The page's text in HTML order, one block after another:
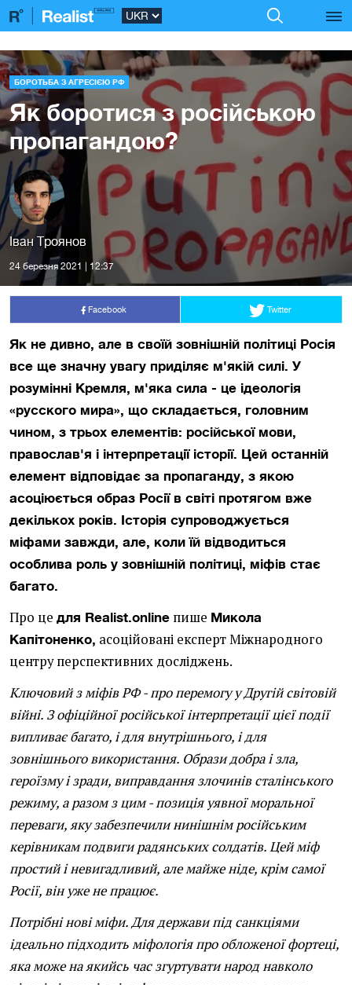
БОРОТЬБА З АГРЕСІЄЮ РФ
Як боротися з російською
пропагандою?
Іван Троянов
24 березня 2021 | 12:37
Facebook Twitter
Як не дивно, але в своїй зовнішній політиці Росія
все ще значну увагу приділяє м'якій силі. У
розумінні Кремля, м'яка сила - це ідеологія
«русского мира», що складається, головним
чином, з трьох елементів: російської мови,
православ'я і інтерпретації історії. Цей останній
елемент відповідає за пропаганду, з якою
асоціюється образ Росії в світі протягом вже
декількох років. Історія супроводжується
міфами завжди, але, коли їй відводиться
особлива роль у зовнішній політиці, міфів стає
багато.
Про це для Realist.online пише Микола
Капітоненко, асоційовані експерт Міжнародного
центру перспективних досліджень.
Ключовий з міфів РФ - про перемогу у Другій світовій
війні. З офіційної російської інтерпретації цієї події
випливає багато, і для внутрішнього, і для
зовнішнього використання. Образи добра і зла,
героїзму і зради, виправдання злочинів сталінського
режиму, а разом з цим - позиція уявної моральної
переваги, яку забезпечили нинішнім російським
керівникам подвиги радянських солдатів. Цей міф
простий і невигадливий, але майже ніде, крім самої
Росії, він уже не працює.
Потрібні нові міфи. Для держави під санкціями
ідеально підходить міфологія про обложеної фортеці,
яка може на якийсь час згуртувати народ навколо